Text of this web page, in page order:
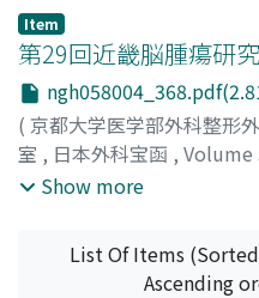
MASAO
TAKESHI;宮本, 正章;須藤,
所, 偉光 ;久山, 健
Item
第29回近畿脳腫瘍研
( 京都大学医学部外科整形
室 , 日本外科宝函 , Volume
387)
Show more
List Of Items
Ascending